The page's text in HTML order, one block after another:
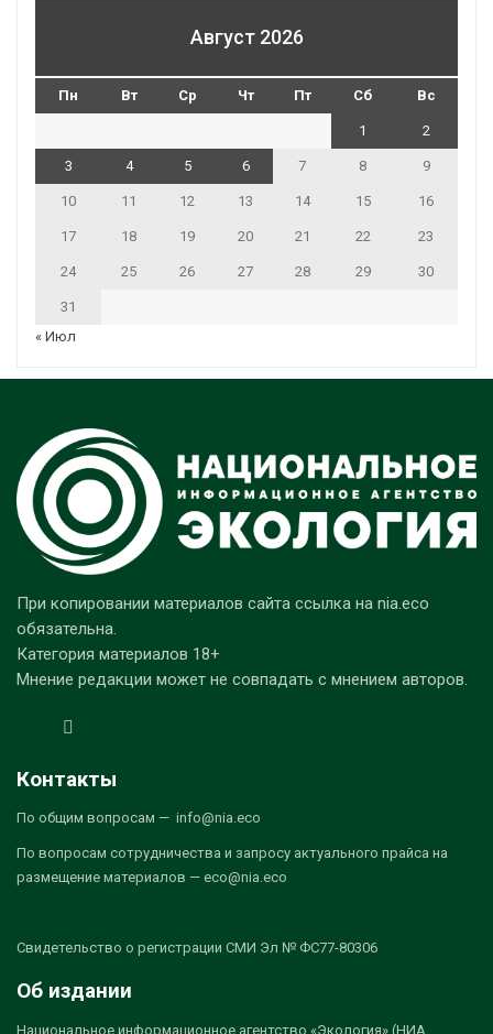
Август 2026
Пн Вт Ср Чт Пт Сб Вс
1 2
3 4 5 6 7 8 9
10 11 12 13 14 15 16
17 18 19 20 21 22 23
24 25 26 27 28 29 30
31
« Июл
При копировании материалов сайта ссылка на nia.eco
обязательна.
Категория материалов 18+
Мнение редакции может не совпадать с мнением авторов.
Контакты
По общим вопросам — info@nia.eco
По вопросам сотрудничества и запросу актуального прайса на
размещение материалов — eco@nia.eco
Свидетельство о регистрации СМИ Эл № ФС77-80306
Об издании
Национальное информационное агентство «Экология» (НИА